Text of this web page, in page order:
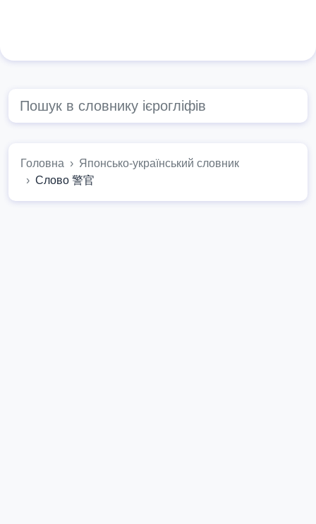
Головна
Японсько-український словник
Слово 警官